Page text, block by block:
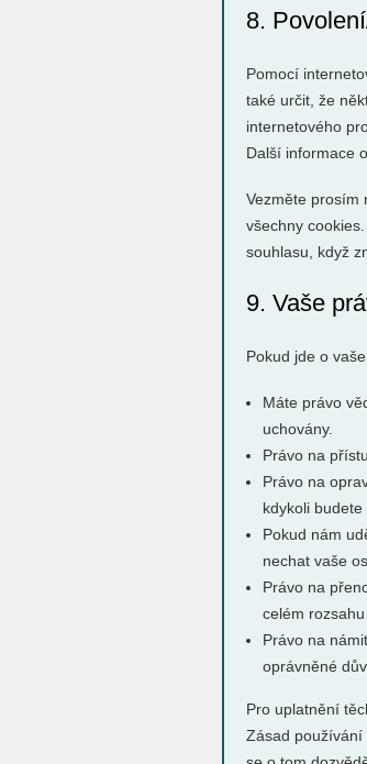
8.
Pomocí
také určit, že
internetového
Další informace
Vezměte prosím
všechny
souhlasu, když
9. Vaše
Pokud jde o
Máte právo
uchovány.
Právo na
Právo na
kdykoli budete
Pokud nám
nechat vaše
Právo na
celém
Právo na
oprávněné
Pro uplatnění
Zásad používání